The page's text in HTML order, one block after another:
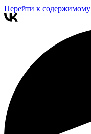
Перейти к содержимому